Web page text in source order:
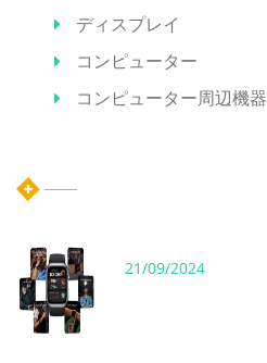
ディスプレイ
コンピューター
コンピューター周辺機器
21/09/2024